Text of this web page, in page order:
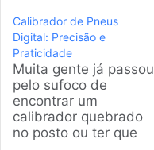
Calibrador de Pneus
Digital: Precisão e
Praticidade
Muita gente já passou
pelo sufoco de
encontrar um
calibrador quebrado
no posto ou ter que